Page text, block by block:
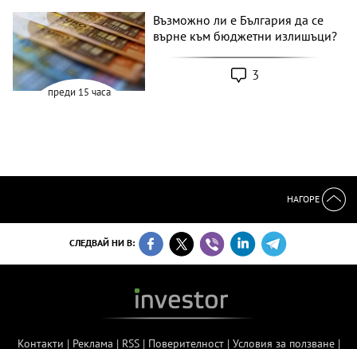
преди 15 часа
Възможно ли е България да се
върне към бюджетни излишъци?
3
НАГОРЕ
СЛЕДВАЙ НИ В:
Контакти | Реклама | RSS| Поверителност| Условия за ползване|